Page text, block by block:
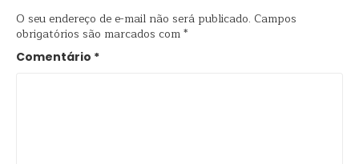
O seu endereço de e-mail não será publicado. Campos
obrigatórios são marcados com*
Comentário *